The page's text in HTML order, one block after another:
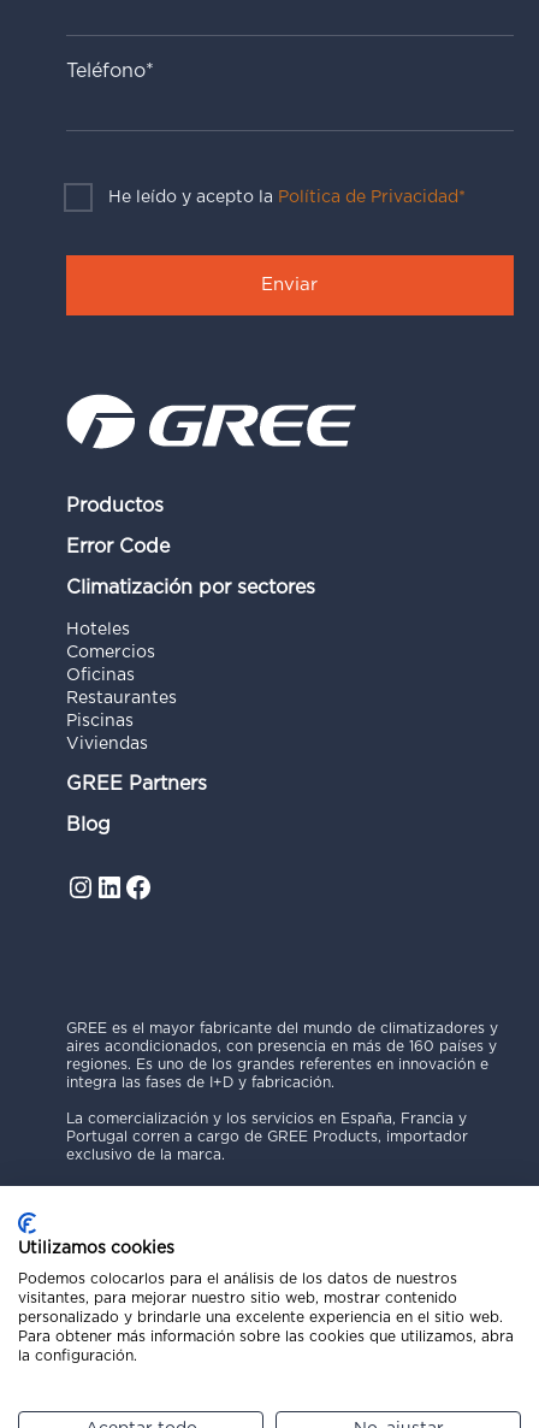
Teléfono*
He leído y acepto la Política de Privacidad*
Productos
Error Code
Climatización por sectores
Hoteles
Comercios
Oficinas
Restaurantes
Piscinas
Viviendas
GREE Partners
Blog
Instagram
LinkedIn
Facebook
GREE es el mayor fabricante del mundo de climatizadores y
aires acondicionados, con presencia en más de 160 países y
regiones. Es uno de los grandes referentes en innovación e
integra las fases de I+D y fabricación.
La comercialización y los servicios en España, Francia y
Portugal corren a cargo de GREE Products, importador
exclusivo de la marca.
Política de Privacidad
Aviso Legal
Código Ético
Canal de Denuncias
Utilizamos cookies
Podemos colocarlos para el análisis de los datos de nuestros
visitantes, para mejorar nuestro sitio web, mostrar contenido
personalizado y brindarle una excelente experiencia en el sitio web.
Para obtener más información sobre las cookies que utilizamos, abra
la configuración.